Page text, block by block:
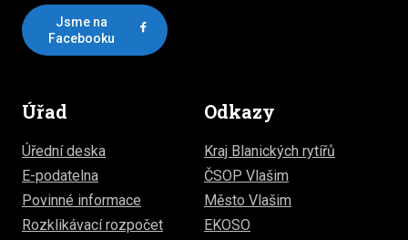
Jsme na
Facebooku
Úřad
Úřední deska
E-podatelna
Povinné informace
Rozklikávací rozpočet
Odkazy
Kraj Blanických rytířů
ČSOP Vlašim
Město Vlašim
EKOSO